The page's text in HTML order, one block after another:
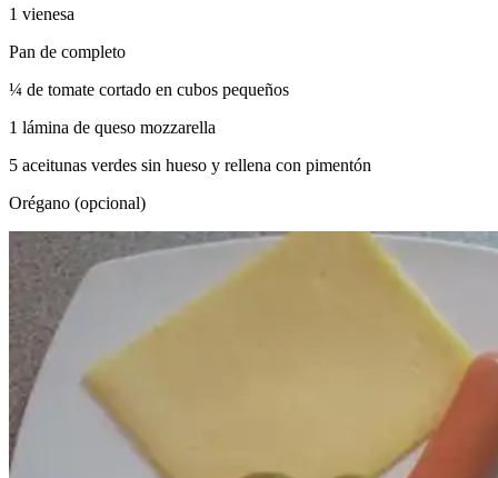
1 vienesa
Pan de completo
¼ de tomate cortado en cubos pequeños
1 lámina de queso mozzarella
5 aceitunas verdes sin hueso y rellena con pimentón
Orégano (opcional)